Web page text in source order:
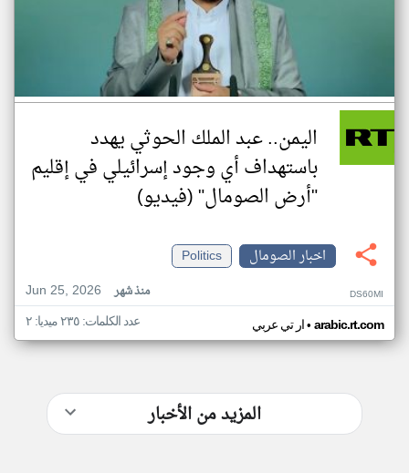
اليمن.. عبد الملك الحوثي يهدد
باستهداف أي وجود إسرائيلي في إقليم
"أرض الصومال" (فيديو)
اخبار الصومال
Politics
Jun 25, 2026
منذ شهر DS60MI
ار تي عربي• arabic.rt.com عدد الكلمات: ٢٣٥ ميديا: ٢
المزيد من الأخبار